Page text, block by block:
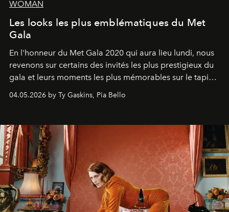
WOMAN
Les looks les plus emblématiques du Met
Gala
En l'honneur du Met Gala 2020 qui aura lieu lundi, nous
revenons sur certains des invités les plus prestigieux du
gala et leurs moments les plus mémorables sur le tapis
04.05.2026 by Ty Gaskins, Pia Bello